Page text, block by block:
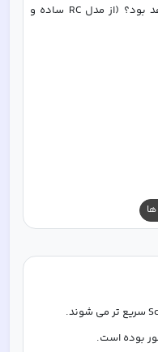
بوده است.